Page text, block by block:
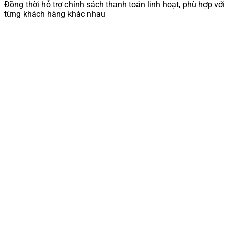
Đồng thời hỗ trợ chính sách thanh toán linh hoạt, phù hợp với
từng khách hàng khác nhau